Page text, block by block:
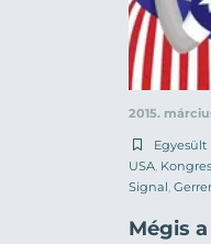
2015.
USA
Signal
Mégis